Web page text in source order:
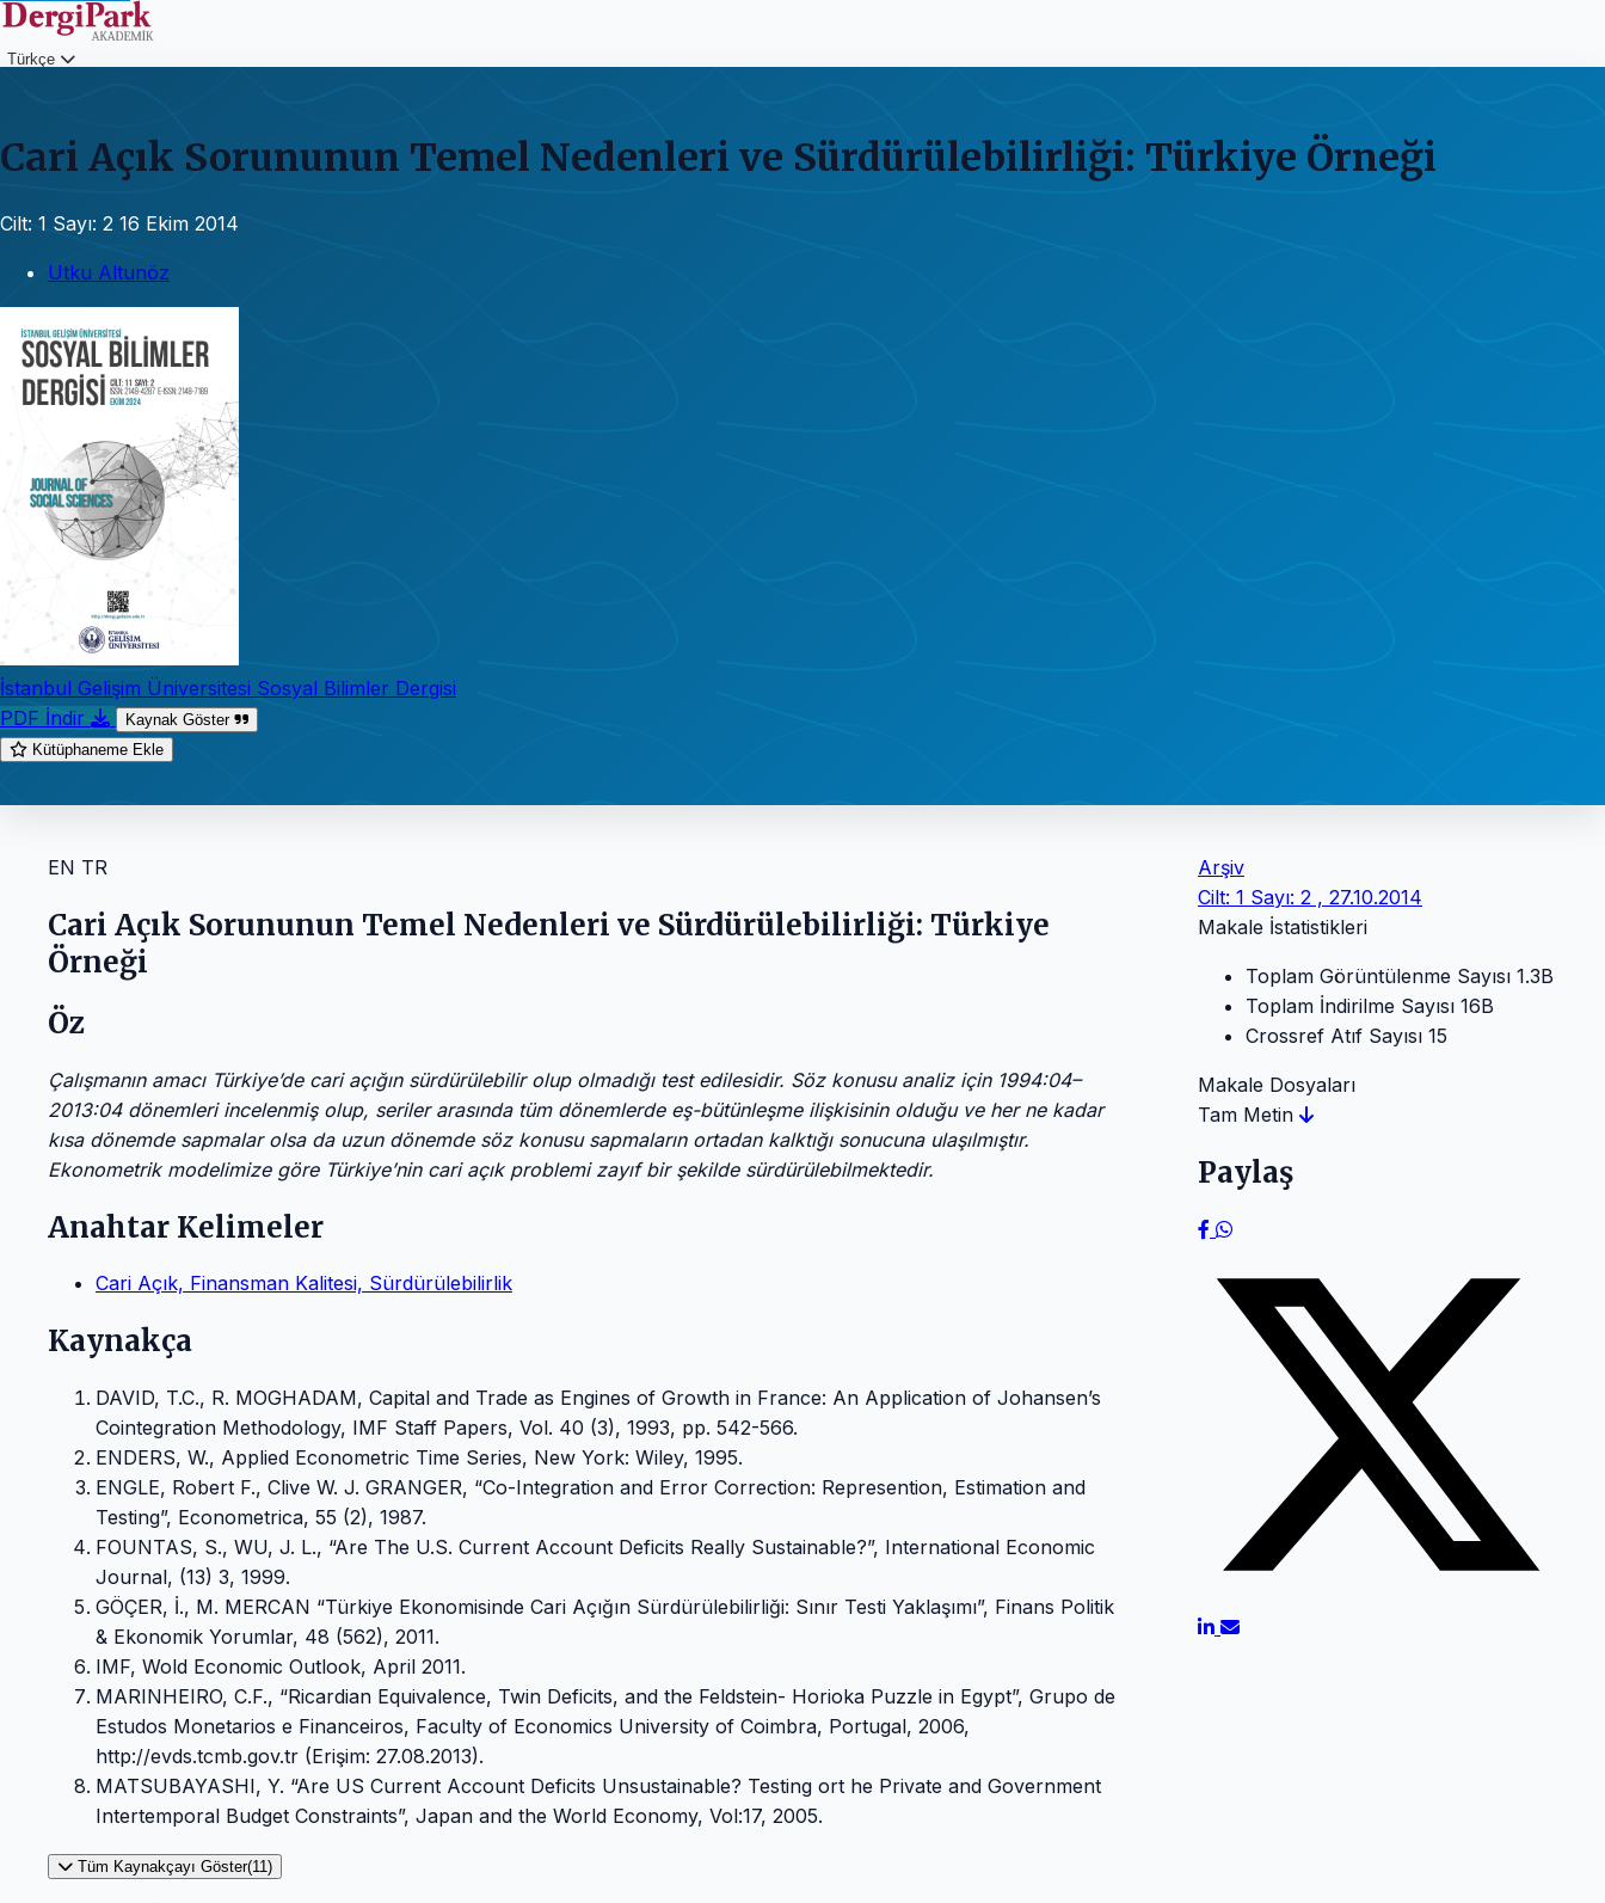
Türkçe
Cari Açık Sorununun Temel Nedenleri ve Sürdürülebilirliği: Türkiye Örneği
Cilt: 1 Sayı: 2 16 Ekim 2014
Utku Altunöz
İstanbul Gelişim Üniversitesi Sosyal Bilimler Dergisi
PDF İndir
Kaynak Göster
Kütüphaneme Ekle
EN TR
Cari Açık Sorununun Temel Nedenleri ve Sürdürülebilirliği: Türkiye
Örneği
Öz
Çalışmanın amacı Türkiye’de cari açığın sürdürülebilir olup olmadığı test edilesidir. Söz konusu analiz için 1994:04–
2013:04 dönemleri incelenmiş olup, seriler arasında tüm dönemlerde eş-bütünleşme ilişkisinin olduğu ve her ne kadar
kısa dönemde sapmalar olsa da uzun dönemde söz konusu sapmaların ortadan kalktığı sonucuna ulaşılmıştır.
Ekonometrik modelimize göre Türkiye’nin cari açık problemi zayıf bir şekilde sürdürülebilmektedir.
Anahtar Kelimeler
Cari Açık, Finansman Kalitesi, Sürdürülebilirlik
Kaynakça
DAVID, T.C., R. MOGHADAM, Capital and Trade as Engines of Growth in France: An Application of Johansen’s
Cointegration Methodology, IMF Staff Papers, Vol. 40 (3), 1993, pp. 542-566.
ENDERS, W., Applied Econometric Time Series, New York: Wiley, 1995.
ENGLE, Robert F., Clive W. J. GRANGER, “Co-Integration and Error Correction: Represention, Estimation and
Testing”, Econometrica, 55 (2), 1987.
FOUNTAS, S., WU, J. L., “Are The U.S. Current Account Deficits Really Sustainable?”, International Economic
Journal, (13) 3, 1999.
GÖÇER, İ., M. MERCAN “Türkiye Ekonomisinde Cari Açığın Sürdürülebilirliği: Sınır Testi Yaklaşımı”, Finans Politik
& Ekonomik Yorumlar, 48 (562), 2011.
IMF, Wold Economic Outlook, April 2011.
MARINHEIRO, C.F., “Ricardian Equivalence, Twin Deficits, and the Feldstein- Horioka Puzzle in Egypt”, Grupo de
Estudos Monetarios e Financeiros, Faculty of Economics University of Coimbra, Portugal, 2006,
http://evds.tcmb.gov.tr (Erişim: 27.08.2013).
MATSUBAYASHI, Y. “Are US Current Account Deficits Unsustainable? Testing ort he Private and Government
Intertemporal Budget Constraints”, Japan and the World Economy, Vol:17, 2005.
Tüm Kaynakçayı Göster(11)
Arşiv
Cilt: 1 Sayı: 2 , 27.10.2014
Makale İstatistikleri
Toplam Görüntülenme Sayısı 1.3B
Toplam İndirilme Sayısı 16B
Crossref Atıf Sayısı 15
Makale Dosyaları
Tam Metin
Paylaş